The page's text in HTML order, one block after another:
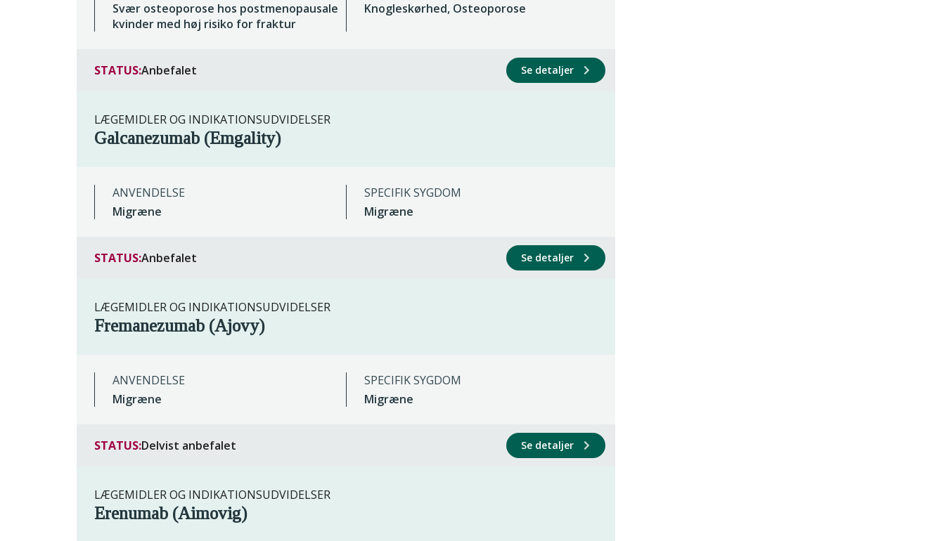
Svær osteoporose hos postmenopausale
kvinder med høj risiko for fraktur
Knogleskørhed, Osteoporose
STATUS:Anbefalet Se detaljer
LÆGEMIDLER OG INDIKATIONSUDVIDELSER
Galcanezumab (Emgality)
ANVENDELSE
Migræne
SPECIFIK SYGDOM
Migræne
STATUS:Anbefalet Se detaljer
LÆGEMIDLER OG INDIKATIONSUDVIDELSER
Fremanezumab (Ajovy)
ANVENDELSE
Migræne
SPECIFIK SYGDOM
Migræne
STATUS:Delvist anbefalet Se detaljer
LÆGEMIDLER OG INDIKATIONSUDVIDELSER
Erenumab (Aimovig)